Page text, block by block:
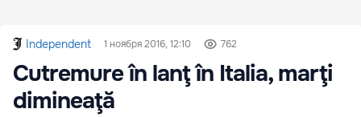
Independent 1 ноября 2016, 12:10 762
Cutremure în lanţ în Italia, marţi
dimineaţă